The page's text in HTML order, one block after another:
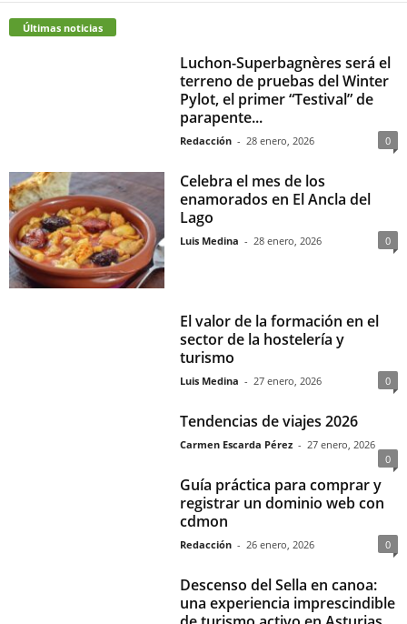
Últimas noticias
Luchon-Superbagnères será el
terreno de pruebas del Winter
Pylot, el primer “Testival” de
parapente...
Redacción - 28 enero, 2026 0
Celebra el mes de los
enamorados en El Ancla del
Lago
Luis Medina - 28 enero, 2026 0
El valor de la formación en el
sector de la hostelería y
turismo
Luis Medina - 27 enero, 2026 0
Tendencias de viajes 2026
Carmen Escarda Pérez - 27 enero, 2026
0
Guía práctica para comprar y
registrar un dominio web con
cdmon
Redacción - 26 enero, 2026 0
Descenso del Sella en canoa:
una experiencia imprescindible